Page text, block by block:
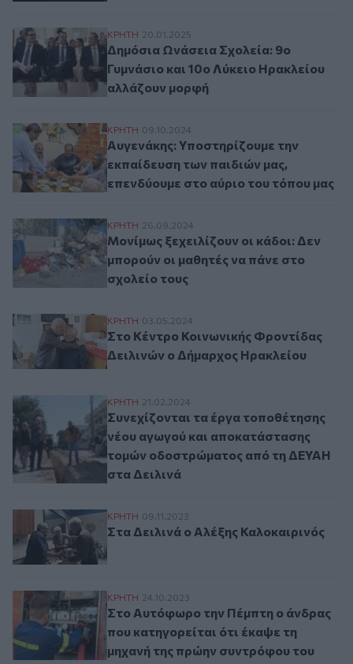
Δημόσια Ωνάσεια Σχολεία: 9ο Γυμνάσιο
ΚΡΗΤΗ 20.01.2025
Δημόσια Ωνάσεια Σχολεία: 9ο
Γυμνάσιο και 10ο Λύκειο Ηρακλείου
αλλάζουν μορφή
Αυγενάκης: Υποστηρίζουμε την
ΚΡΗΤΗ 09.10.2024
Αυγενάκης: Υποστηρίζουμε την
εκπαίδευση των παιδιών μας,
επενδύουμε στο αύριο του τόπου μας
Μονίμως ξεχειλίζουν οι κάδοι: Δεν
ΚΡΗΤΗ 26.09.2024
Μονίμως ξεχειλίζουν οι κάδοι: Δεν
μπορούν οι μαθητές να πάνε στο
σχολείο τους
Στο Κέντρο Κοινωνικής Φροντίδας
ΚΡΗΤΗ 03.05.2024
Στο Κέντρο Κοινωνικής Φροντίδας
Δειλινών ο Δήμαρχος Ηρακλείου
Συνεχίζονται τα έργα τοποθέτησης
ΚΡΗΤΗ 21.02.2024
Συνεχίζονται τα έργα τοποθέτησης
νέου αγωγού και αποκατάστασης
τομών οδοστρώματος από τη ΔΕΥΑΗ
στα Δειλινά
Στα Δειλινά ο Αλέξης Καλοκαιρινός
ΚΡΗΤΗ 09.11.2023
Στα Δειλινά ο Αλέξης Καλοκαιρινός
Στο Αυτόφωρο την Πέμπτη ο άνδρας που
ΚΡΗΤΗ 24.10.2023
Στο Αυτόφωρο την Πέμπτη ο άνδρας
που κατηγορείται ότι έκαψε τη
μηχανή της πρώην συντρόφου του